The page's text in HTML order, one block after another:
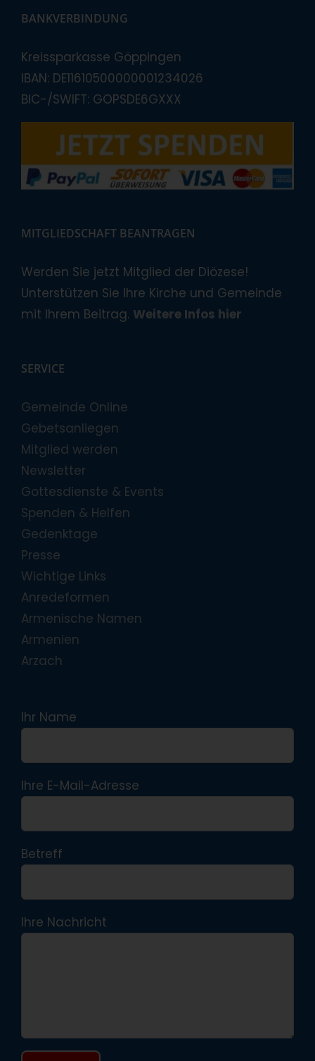
BANKVERBINDUNG
Kreissparkasse Göppingen
IBAN: DE11610500000001234026
BIC-/SWIFT: GOPSDE6GXXX
MITGLIEDSCHAFT BEANTRAGEN
Werden Sie jetzt Mitglied der Diözese!
Unterstützen Sie Ihre Kirche und Gemeinde
mit Ihrem Beitrag. Weitere Infos hier
SERVICE
Gemeinde Online
Gebetsanliegen
Mitglied werden
Newsletter
Gottesdienste & Events
Spenden & Helfen
Gedenktage
Presse
Wichtige Links
Anredeformen
Armenische Namen
Armenien
Arzach
Ihr Name
Ihre E-Mail-Adresse
Betreff
Ihre Nachricht